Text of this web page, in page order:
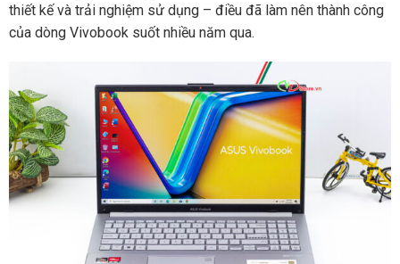
thiết kế và trải nghiệm sử dụng – điều đã làm nên thành công
của dòng Vivobook suốt nhiều năm qua.